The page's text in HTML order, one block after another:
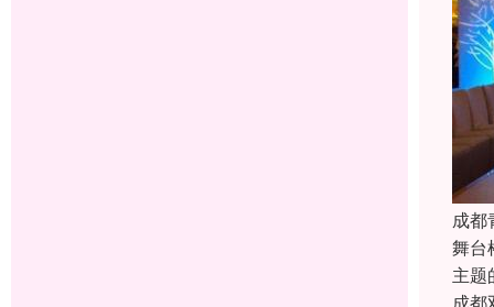
成都
舞台
主